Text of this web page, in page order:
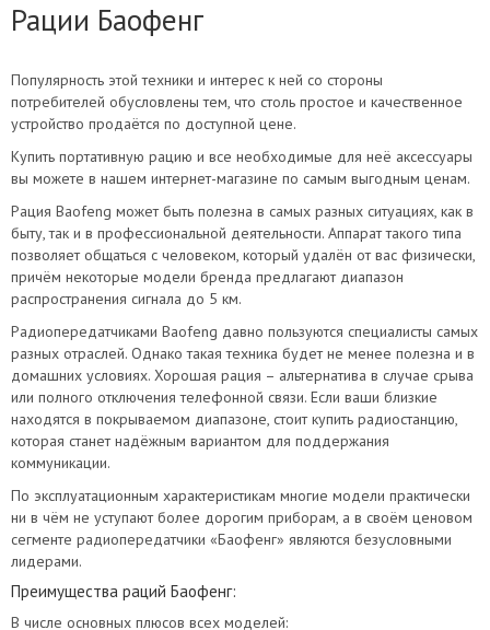
Рации Баофенг
Популярность этой техники и интерес к ней со стороны
потребителей обусловлены тем, что столь простое и качественное
устройство продаётся по доступной цене.
Купить портативную рацию и все необходимые для неё аксессуары
вы можете в нашем интернет-магазине по самым выгодным ценам.
Рация Baofeng может быть полезна в самых разных ситуациях, как в
быту, так и в профессиональной деятельности. Аппарат такого типа
позволяет общаться с человеком, который удалён от вас физически,
причём некоторые модели бренда предлагают диапазон
распространения сигнала до 5 км.
Радиопередатчиками Baofeng давно пользуются специалисты самых
разных отраслей. Однако такая техника будет не менее полезна и в
домашних условиях. Хорошая рация – альтернатива в случае срыва
или полного отключения телефонной связи. Если ваши близкие
находятся в покрываемом диапазоне, стоит купить радиостанцию,
которая станет надёжным вариантом для поддержания
коммуникации.
По эксплуатационным характеристикам многие модели практически
ни в чём не уступают более дорогим приборам, а в своём ценовом
сегменте радиопередатчики «Баофенг» являются безусловными
лидерами.
Преимущества раций Баофенг:
В числе основных плюсов всех моделей: